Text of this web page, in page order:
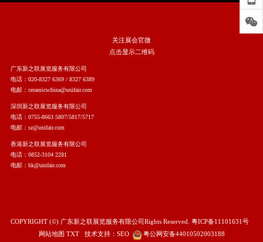
关注展会官微
点击显示二维码
广东新之联展览服务有限公司
电话：020-8327 6369 / 8327 6389
电邮：ceramicschina@unifair.com
深圳新之联展览服务有限公司
电话：0755-8663 5807/5817/5717
电邮：sz@unifair.com
香港新之联展览服务有限公司
电话：0852-3104 2281
电邮：hk@unifair.com
COPYRIGHT (©) 广东新之联展览服务有限公司Rights Reserved. 粤ICP备11101631号
网站地图 TXT技术支持： SEO 粤公网安备44010502003188